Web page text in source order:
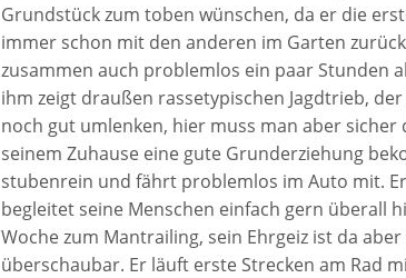
Grundstück zum toben wünschen, da er die
immer schon mit den anderen im Garten
zusammen auch problemlos ein paar Stunden
ihm zeigt draußen rassetypischen Jagdtrieb,
noch gut umlenken, hier muss man aber sicher
seinem Zuhause eine gute Grunderziehung
stubenrein und fährt problemlos im Auto mit.
begleitet seine Menschen einfach gern überall
Woche zum Mantrailing, sein Ehrgeiz ist da
überschaubar. Er läuft erste Strecken am Rad